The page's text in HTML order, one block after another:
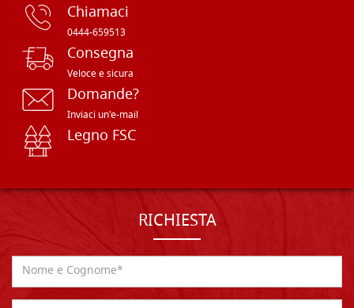
Chiamaci
0444-659513
Consegna
Veloce e sicura
Domande?
Inviaci un'e-mail
Legno FSC
RICHIESTA